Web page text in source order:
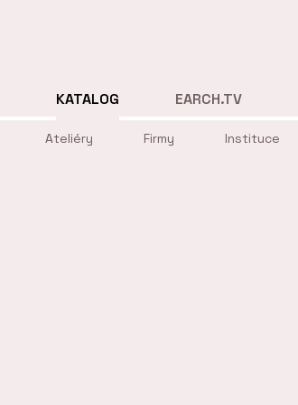
KATALOG
Ateliéry Firmy Instituce
EARCH.TV